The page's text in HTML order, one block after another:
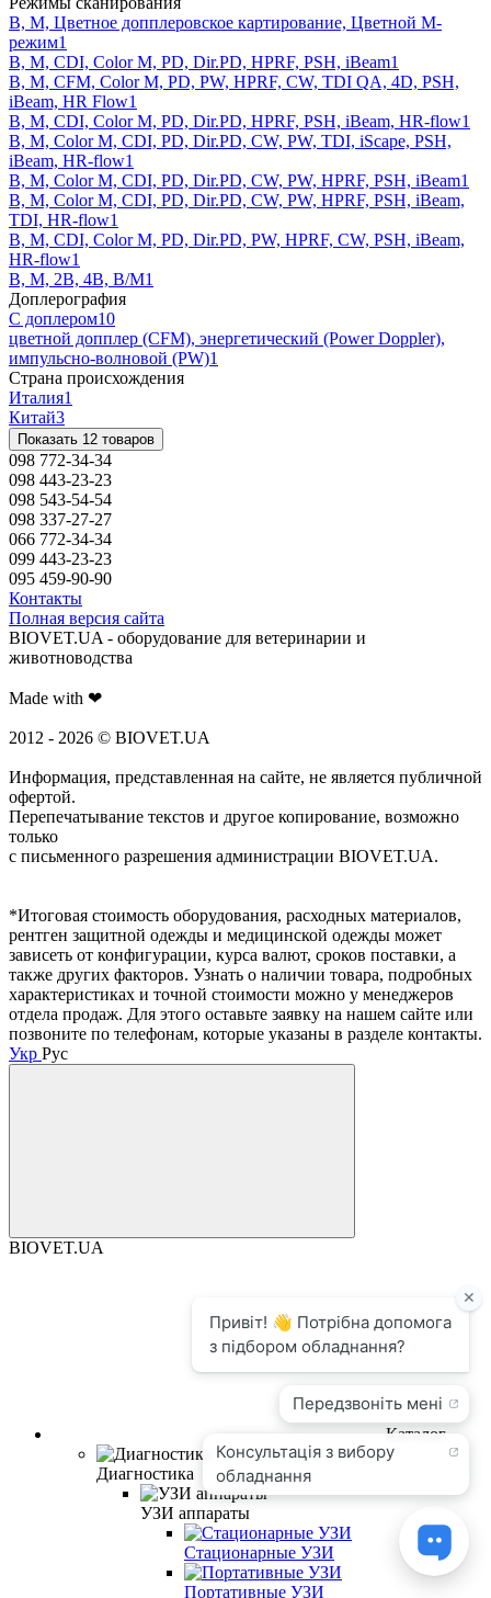
В, М, Цветное допплеровское картирование, Цветной М-
режим1
B, M, CDI, Color M, PD, Dir.PD, HPRF, PSH, iBeam1
B, M, CFM, Color M, PD, PW, HPRF, CW, TDI QA, 4D, PSH,
iBeam, HR Flow1
B, M, CDI, Color M, PD, Dir.PD, HPRF, PSH, iBeam, HR-flow1
B, M, Color M, CDI, PD, Dir.PD, CW, PW, TDI, iScape, PSH,
iBeam, HR-flow1
B, M, Color M, CDI, PD, Dir.PD, CW, PW, HPRF, PSH, iBeam1
B, M, Color M, CDI, PD, Dir.PD, CW, PW, HPRF, PSH, iBeam,
TDI, HR-flow1
B, M, CDI, Color M, PD, Dir.PD, PW, HPRF, CW, PSH, iBeam,
HR-flow1
B, M, 2B, 4B, B/M1
Доплерография
С доплером10
цветной допплер (CFM), энергетический (Power Doppler),
импульсно-волновой (PW)1
Страна происхождения
Италия1
Китай3
Показать 12 товаров
098 772-34-34
098 443-23-23
098 543-54-54
098 337-27-27
066 772-34-34
099 443-23-23
095 459-90-90
Контакты
Полная версия сайта
BIOVET.UA - оборудование для ветеринарии и
животноводства
Made with ❤
2012 - 2026 © BIOVET.UA
Информация, представленная на сайте, не является публичной
офертой.
Перепечатывание текстов и другое копирование, возможно
только
с письменного разрешения администрации BIOVET.UA.
*Итоговая стоимость оборудования, расходных материалов,
рентген защитной одежды и медицинской одежды может
зависеть от конфигурации, курса валют, сроков поставки, а
также других факторов. Узнать о наличии товара, подробных
характеристиках и точной стоимости можно у менеджеров
отдела продаж. Для этого оставьте заявку на нашем сайте или
позвоните по телефонам, которые указаны в разделе контакты.
Укр Рус
BIOVET.UA
Каталог
Диагностика
УЗИ аппараты
Стационарные УЗИ
Портативные УЗИ